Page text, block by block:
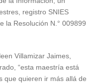
registro SNIES
la Resolución N.° 009899
Villamizar Jaimes,
“esta maestría está
que quieren ir más allá de